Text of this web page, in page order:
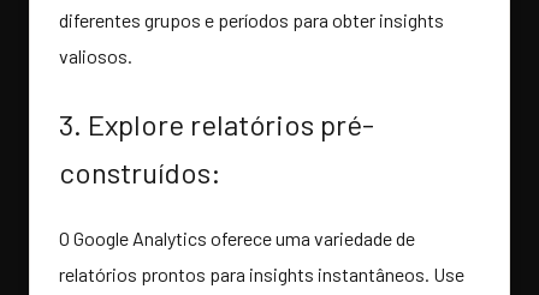
diferentes grupos e períodos para obter insights
valiosos.
3. Explore relatórios pré-
construídos:
O Google Analytics oferece uma variedade de
relatórios prontos para insights instantâneos. Use